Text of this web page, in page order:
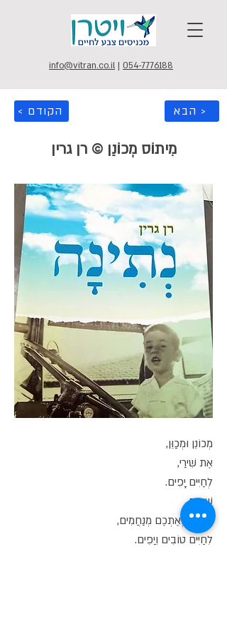
info@vitran.co.il | 054-7776188
< הקודם הבא >
מִיתוֹס מְכוֹנֵן © רן גרין
מְכוֹנֵן וּמְכַוֵּן,
אֶת שִׁירַי,
לְחַיִּים יָפִים.
שִׁירִים,
שֶׁאוֹתִי וְאֶתְכֶם מְנַחֲמִים,
לְחַיִּים טוֹבִים וְיָפִים.